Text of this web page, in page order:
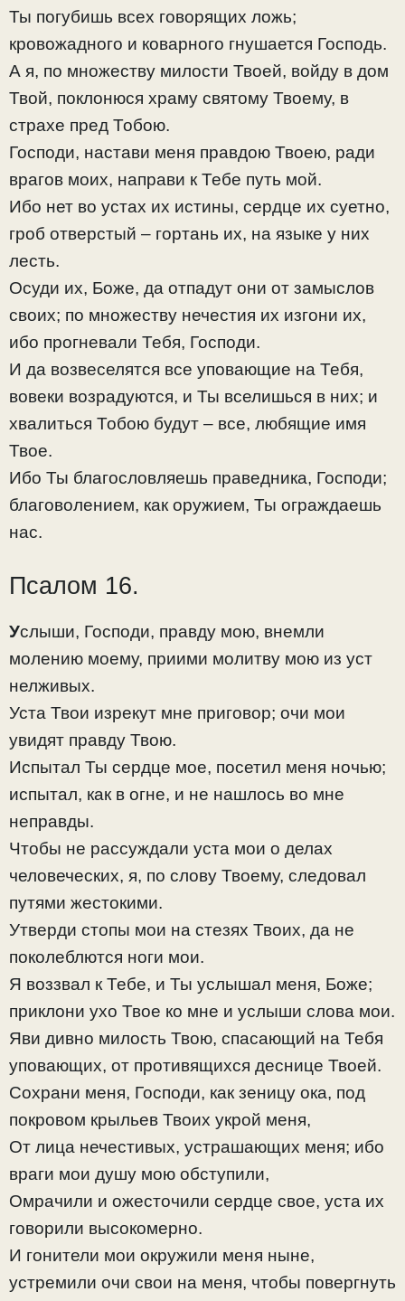
Ты погубишь всех говорящих ложь;
кровожадного и коварного гнушается Господь.
А я, по множеству милости Твоей, войду в дом
Твой, поклонюся храму святому Твоему, в
страхе пред Тобою.
Господи, настави меня правдою Твоею, ради
врагов моих, направи к Тебе путь мой.
Ибо нет во устах их истины, сердце их суетно,
гроб отверстый – гортань их, на языке у них
лесть.
Осуди их, Боже, да отпадут они от замыслов
своих; по множеству нечестия их изгони их,
ибо прогневали Тебя, Господи.
И да возвеселятся все уповающие на Тебя,
вовеки возрадуются, и Ты вселишься в них; и
хвалиться Тобою будут – все, любящие имя
Твое.
Ибо Ты благословляешь праведника, Господи;
благоволением, как оружием, Ты ограждаешь
нас.
Псалом 16.
Услыши, Господи, правду мою, внемли
молению моему, приими молитву мою из уст
нелживых.
Уста Твои изрекут мне приговор; очи мои
увидят правду Твою.
Испытал Ты сердце мое, посетил меня ночью;
испытал, как в огне, и не нашлось во мне
неправды.
Чтобы не рассуждали уста мои о делах
человеческих, я, по слову Твоему, следовал
путями жестокими.
Утверди стопы мои на стезях Твоих, да не
поколеблются ноги мои.
Я воззвал к Тебе, и Ты услышал меня, Боже;
приклони ухо Твое ко мне и услыши слова мои.
Яви дивно милость Твою, спасающий на Тебя
уповающих, от противящихся деснице Твоей.
Сохрани меня, Господи, как зеницу ока, под
покровом крыльев Твоих укрой меня,
От лица нечестивых, устрашающих меня; ибо
враги мои душу мою обступили,
Омрачили и ожесточили сердце свое, уста их
говорили высокомерно.
И гонители мои окружили меня ныне,
устремили очи свои на меня, чтобы повергнуть